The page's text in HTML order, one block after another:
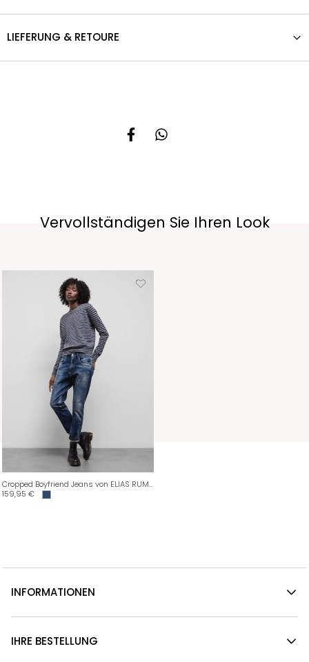
LIEFERUNG & RETOURE
Vervollständigen Sie Ihren Look
Cropped Boyfriend Jeans von ELIAS RUMELIS
159,95 €
INFORMATIONEN
IHRE BESTELLUNG